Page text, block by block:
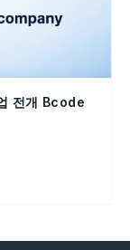
전개 Bcode